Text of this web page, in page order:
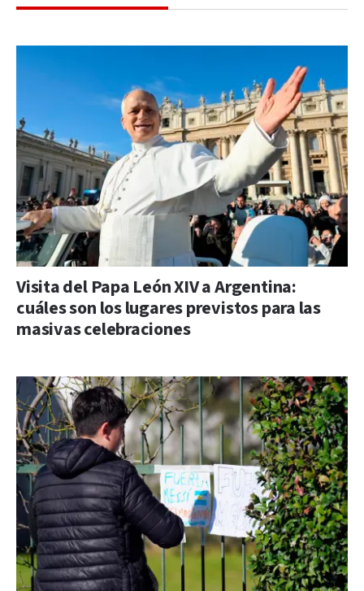
Visita del Papa León XIV a Argentina:
cuáles son los lugares previstos para las
masivas celebraciones